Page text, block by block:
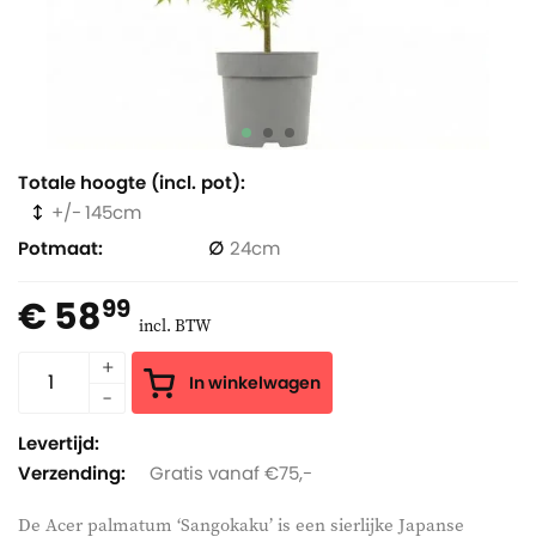
De Acer palmatum ‘Sangokaku’ is een sierlijke Japanse
Totale hoogte (incl. pot)
145
Potmaat
24
€ 5899 incl. BTW
In winkelwagen
Levertijd:
Verzending:
Gratis vanaf €75,-